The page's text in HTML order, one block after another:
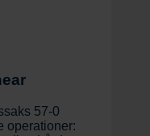
57-0
operationer: